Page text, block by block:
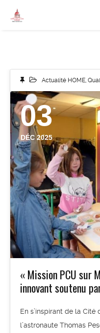
Actualité HOME,
03
DÉC 2025
« Mission PCU sur
innovant soutenu
En s’inspirant de la Cité
l’astronaute Thomas